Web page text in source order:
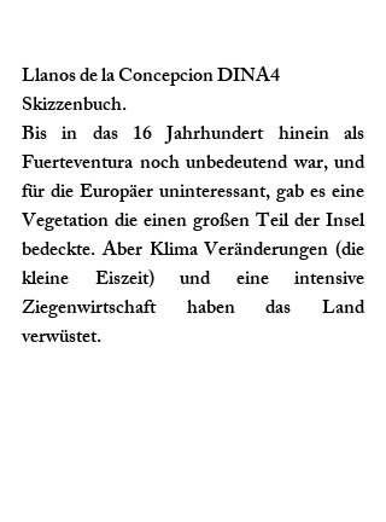
Llanos de la Concepcion DINA4
Skizzenbuch.
Bis in das 16 Jahrhundert hinein als
Fuerteventura noch unbedeutend war, und
für die Europäer uninteressant, gab es eine
Vegetation die einen großen Teil der Insel
bedeckte. Aber Klima Veränderungen (die
kleine Eiszeit) und eine intensive
Ziegenwirtschaft haben das Land
verwüstet.